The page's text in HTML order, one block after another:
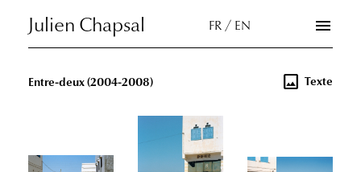
Julien Chapsal FR / EN menu
Entre-deux(2004-2008) image Texte